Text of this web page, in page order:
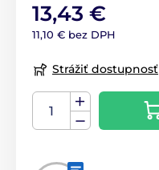
13,43 €
11,10 € bez DPH
Strážiť dostupnosť